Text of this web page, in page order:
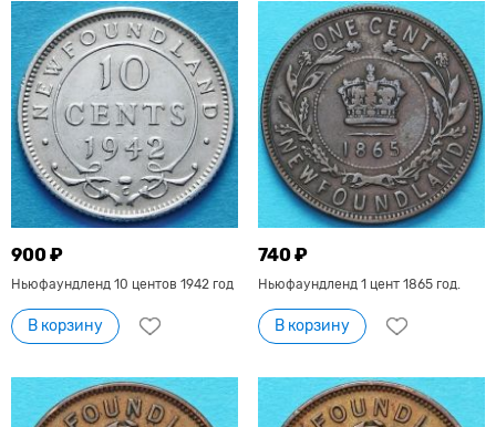
900 ₽
Ньюфаундленд 10 центов 1942 год
В корзину
740 ₽
Ньюфаундленд 1 цент 1865 год.
В корзину